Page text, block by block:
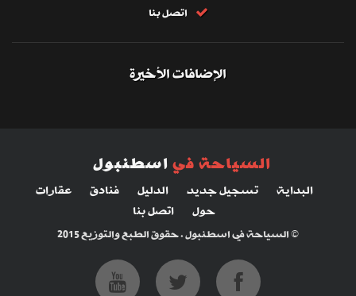
اتصل بنا
الإضافات الأخيرة
السياحة فياسطنبول
البداية تسجيل جديد الدليل فنادق
عقارات
حول
اتصل بنا
© السياحة في اسطنبول . حقوق الطبع والتوزيع 2015